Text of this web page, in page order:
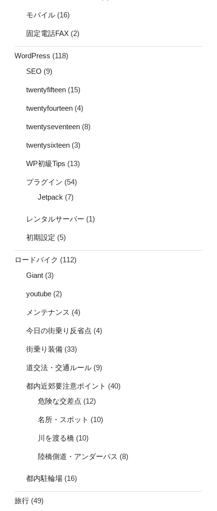
モバイル (16)
固定電話FAX (2)
WordPress (118)
SEO (9)
twentyfifteen (15)
twentyfourteen (4)
twentyseventeen (8)
twentysixteen (3)
WP初級Tips (13)
プラグイン (54)
Jetpack (7)
レンタルサーバー (1)
初期設定 (5)
ロードバイク (112)
Giant (3)
youtube (2)
メンテナンス (4)
今日の街乗り反省点 (4)
街乗り装備 (33)
道交法・交通ルール (9)
都内近郊要注意ポイント (40)
危険な交差点 (12)
名所・スポット (10)
川を渡る橋 (10)
陸橋側道・アンダーパス (8)
都内駐輪場 (16)
旅行 (49)